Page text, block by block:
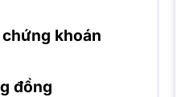
khoán
đồng